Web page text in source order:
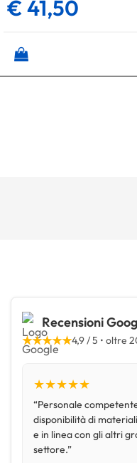
€ 41,50
Quantità
Recensioni
★★★★★4,9 / 5 • oltre
★★★★★
“Personale
disponibilità di
e in linea con gli altri
settore.”